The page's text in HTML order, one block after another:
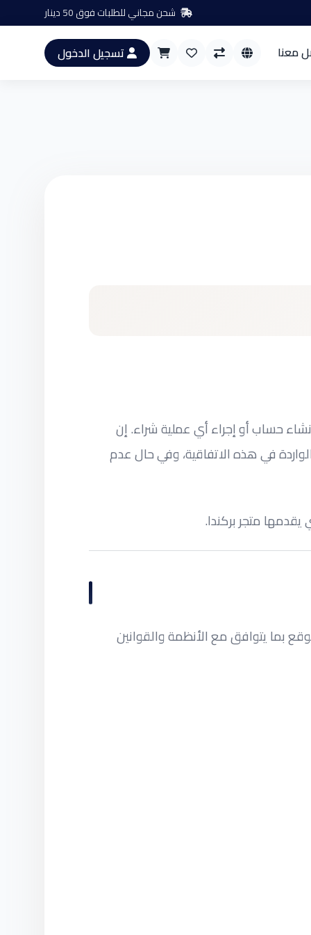
شحن مجاني للطلبات فوق 50 دينار
معنا تسجيل الدخول
حساب أو إجراء أي عملية شراء. إن
في هذه الاتفاقية، وفي حال عدم
متجر بركندا.
بما يتوافق مع الأنظمة والقوانين